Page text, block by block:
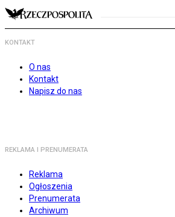
KONTAKT
O nas
Kontakt
Napisz do nas
REKLAMA I PRENUMERATA
Reklama
Ogłoszenia
Prenumerata
Archiwum